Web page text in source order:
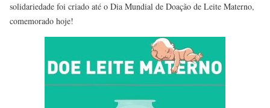
solidariedade foi criado até o Dia Mundial de Doação de Leite Materno,
comemorado hoje!